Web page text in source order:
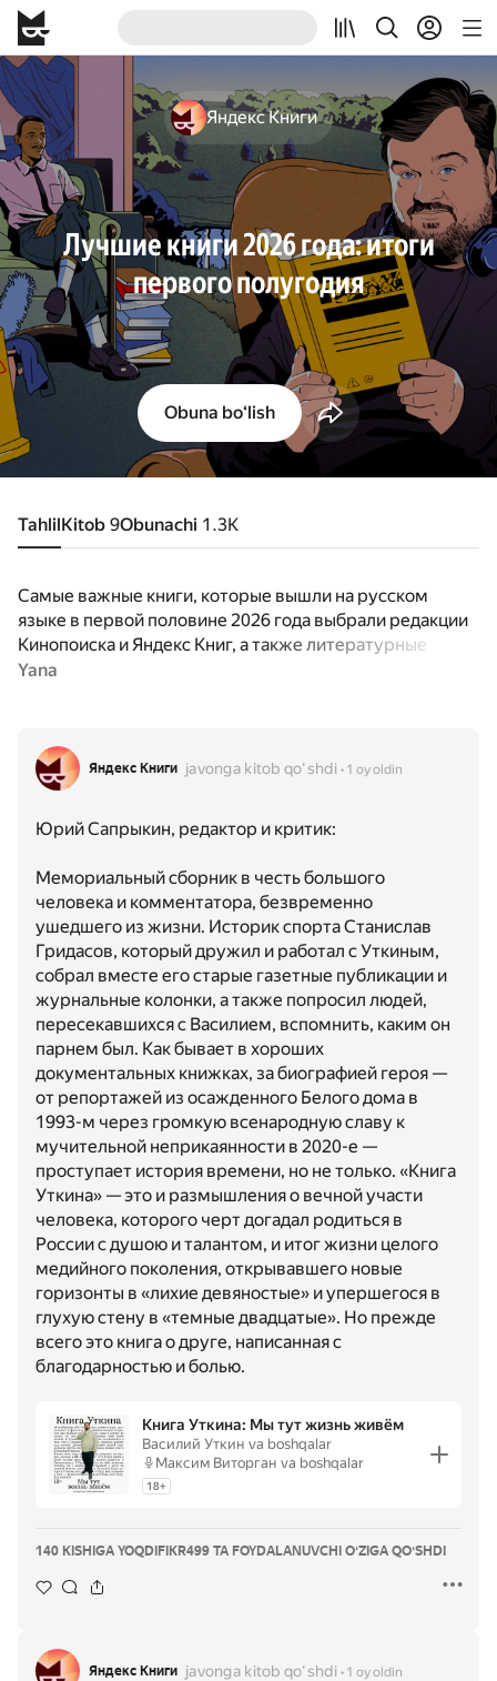
Яндекс Книги
Лучшие книги 2026 года: итоги
первого полугодия
Obuna boʻlish
TahlilKitob 9Obunachi 1.3K
Самые важные книги, которые вышли на русском
языке в первой половине 2026 года выбрали редакции
Кинопоиска и Яндекс Книг, а также литературные
критики и обозреватели.
Yana
Яндекс Книги javonga kitob qoʻshdi 1 oy oldin
Юрий Сапрыкин, редактор и критик:
Мемориальный сборник в честь большого
человека и комментатора, безвременно
ушедшего из жизни. Историк спорта Станислав
Гридасов, который дружил и работал с Уткиным,
собрал вместе его старые газетные публикации и
журнальные колонки, а также попросил людей,
пересекавшихся с Василием, вспомнить, каким он
парнем был. Как бывает в хороших
документальных книжках, за биографией героя —
от репортажей из осажденного Белого дома в
1993-м через громкую всенародную славу к
мучительной неприкаянности в 2020-е —
проступает история времени, но не только. «Книга
Уткина» — это и размышления о вечной участи
человека, которого черт догадал родиться в
России с душою и талантом, и итог жизни целого
медийного поколения, открывавшего новые
горизонты в «лихие девяностые» и упершегося в
глухую стену в «темные двадцатые». Но прежде
всего это книга о друге, написанная с
благодарностью и болью.
Книга Уткина: Мы тут жизнь живём
Василий Уткин va boshqalar
Максим Виторган va boshqalar
18+
140 KISHIGA YOQDI FIKR499 TA FOYDALANUVCHI OʻZIGA QOʻSHDI
Яндекс Книги javonga kitob qoʻshdi 1 oy oldin